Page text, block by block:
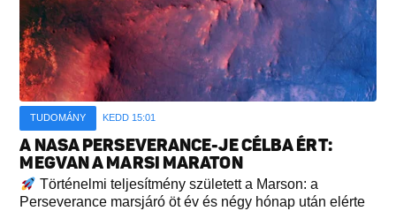
TUDOMÁNY KEDD 15:01
A NASA PERSEVERANCE-JE CÉLBA ÉRT:
MEGVAN A MARSI MARATON
Történelmi teljesítmény született a Marson: a
Perseverance marsjáró öt év és négy hónap után elérte